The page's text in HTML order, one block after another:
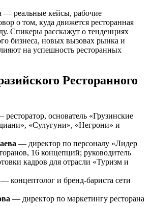
— реальные кейсы, рабочие
о том, куда движется ресторанная
Спикеры расскажут о тенденциях
бизнеса, новых вызовах рынка и
на успешность ресторанных
Ресторанного
ресторатор, основатель «Грузинские
«Сулугуни», «Негрони» и
— директор по персоналу «Лидер
16 концепций; руководитель
кадров для отрасли «Туризм и
— концептолог и бренд-бариста сети
— директор по маркетингу ресторана